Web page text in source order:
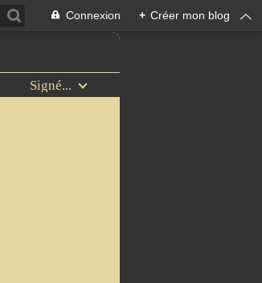
Connexion + Créer mon blog
Signé...